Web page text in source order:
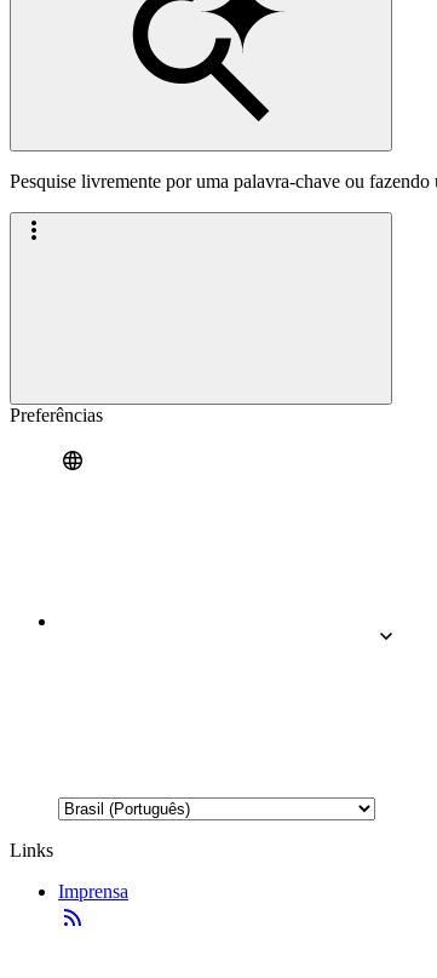
Pesquise livremente por uma palavra-chave ou fazendo
Preferências
Links
Imprensa